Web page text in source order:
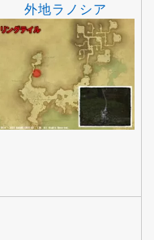
外地ラノシア